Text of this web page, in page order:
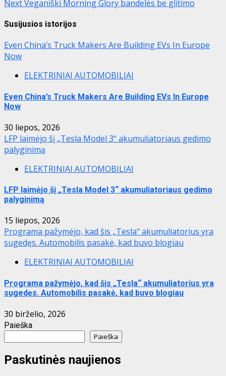
NextVeganiški Morning Glory bandelės be glitimo
Susijusios istorijos
Even China’s Truck Makers Are Building EVs In Europe
Now
ELEKTRINIAI AUTOMOBILIAI
Even China’s Truck Makers Are Building EVs In Europe
Now
30 liepos, 2026
LFP laimėjo šį „Tesla Model 3“ akumuliatoriaus gedimo
palyginimą
ELEKTRINIAI AUTOMOBILIAI
LFP laimėjo šį „Tesla Model 3“ akumuliatoriaus gedimo
palyginimą
15 liepos, 2026
Programa pažymėjo, kad šis „Tesla“ akumuliatorius yra
sugedęs. Automobilis pasakė, kad buvo blogiau
ELEKTRINIAI AUTOMOBILIAI
Programa pažymėjo, kad šis „Tesla“ akumuliatorius yra
sugedęs. Automobilis pasakė, kad buvo blogiau
30 birželio, 2026
Paieška
Paieška
Paskutinės naujienos